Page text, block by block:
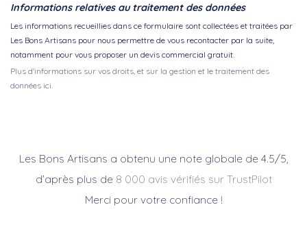
Informations relatives au traitement des données
Les informations recueillies dans ce formulaire sont collectées et traitées par
Les Bons Artisans pour nous permettre de vous recontacter par la suite,
notamment pour vous proposer un devis commercial gratuit.
Plus d'informations sur vos droits, et sur la gestion et le traitement des
données ici.
Les Bons Artisans a obtenu une note globale de 4.5/5,
d’après plus de 8 000 avis vérifiés sur TrustPilot
Merci pour votre confiance !